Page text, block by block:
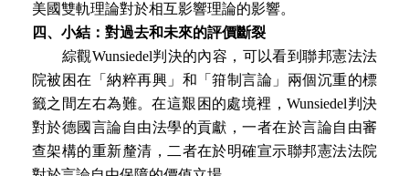
美國雙軌理論對於相互影響理論的影響。
四、小結：對過去和未來的評價斷裂
綜觀Wunsiedel判決的內容，可以看到聯邦憲法法
院被困在「納粹再興」和「箝制言論」兩個沉重的標
籤之間左右為難。在這艱困的處境裡，Wunsiedel判決
對於德國言論自由法學的貢獻，一者在於言論自由審
查架構的重新釐清，二者在於明確宣示聯邦憲法法院